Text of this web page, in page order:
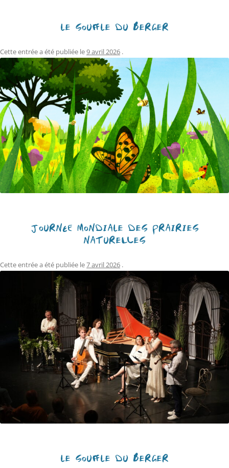
LE SOUFFLE DU BERGER
Cette entrée a été publiée le9 avril 2026 .
JOURNÉE MONDIALE DES PRAIRIES
NATURELLES
Cette entrée a été publiée le7 avril 2026 .
LE SOUFFLE DU BERGER